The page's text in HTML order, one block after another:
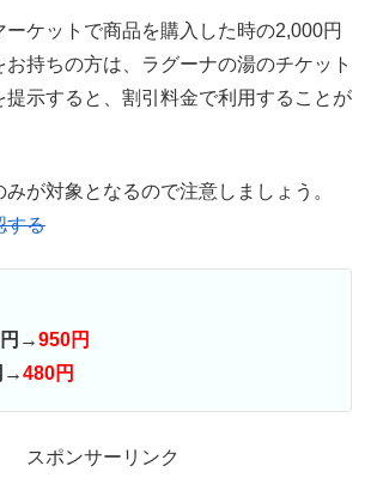
ーケットで商品を購入した時の2,000円
お持ちの方は、ラグーナの湯のチケット
提示すると、割引料金で利用することが
が対象となるので注意しましょう。
する
→950円
→480円
スポンサーリンク